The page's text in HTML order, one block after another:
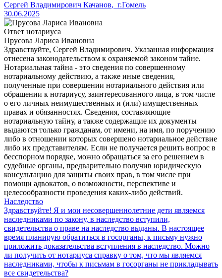
Сергей Владимирович Качанов, г.Гомель
30.06.2025
Ответ нотариуса
Прусова Лариса Ивановна
Здравствуйте, Сергей Владимирович. Указанная информация
отнесена законодательством к охраняемой законом тайне.
Нотариальная тайна - это сведения по совершенному
нотариальному действию, а также иные сведения,
полученные при совершении нотариального действия или
обращении к нотариусу, заинтересованного лица, в том числе
о его личных неимущественных и (или) имущественных
правах и обязанностях. Сведения, составляющие
нотариальную тайну, а также содержащие их документы
выдаются только гражданам, от имени, на имя, по поручению
либо в отношении которых совершено нотариальное действие
либо их представителям. Если не получается решить вопрос в
бесспорном порядке, можно обращаться за его решением в
судебные органы, предварительно получив юридическую
консультацию для защиты своих прав, в том числе при
помощи адвокатов, о возможности, перспективе и
целесообразности проведения каких-либо действий.
Наследство
Здравствуйте! Я и мои несовершеннолетние дети являемся
наследниками по закону, в наследство вступили,
свидетельства о праве на наследство выданы. В настоящее
время планирую обратиться в госорганы, к письму нужно
приложить доказательства вступления в наследство. Можно
ли получить от нотариуса справку о том, что мы являемся
наследниками, чтобы к письмам в госорганы не прикладывать
все свидетельства?